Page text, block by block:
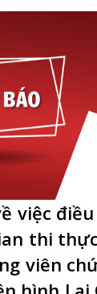
việc
thi
viên